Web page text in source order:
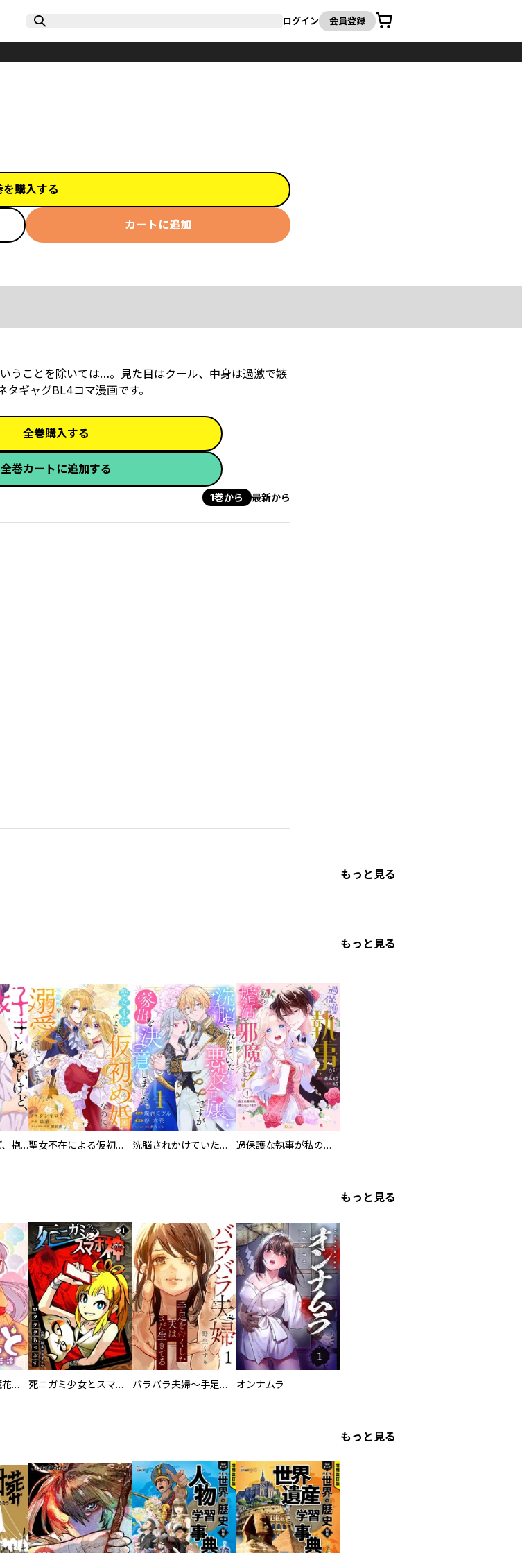
ログイン 会員登録
カート
を購入する
カートに追加
うことを除いては…。見た目はクール、中身は過激で嫉
ギャグBL4コマ漫画です。
全巻購入する
全巻カートに追加する
1巻から 最新から
もっと見る
もっと見る
好きじゃないけど、抱いてください【電子単行本版／特典おまけ付き】 聖女不在による仮初め婚なのに、不器用な王太子に溺愛されています【電子単行本版／特典おまけ付き】 洗脳されかけていた悪役令嬢ですが家出を決意しました。【電子単行本版／特典おまけ付き】 過保護な執事が私の婚活を邪魔してきます！ 分冊版
もっと見る
かのとこと～武蔵花町怪話譚～ 【連載版】 死ニガミ少女とスマホ神 バラバラ夫婦～手足をなくした夫はまだ生きてる オンナムラ
もっと見る